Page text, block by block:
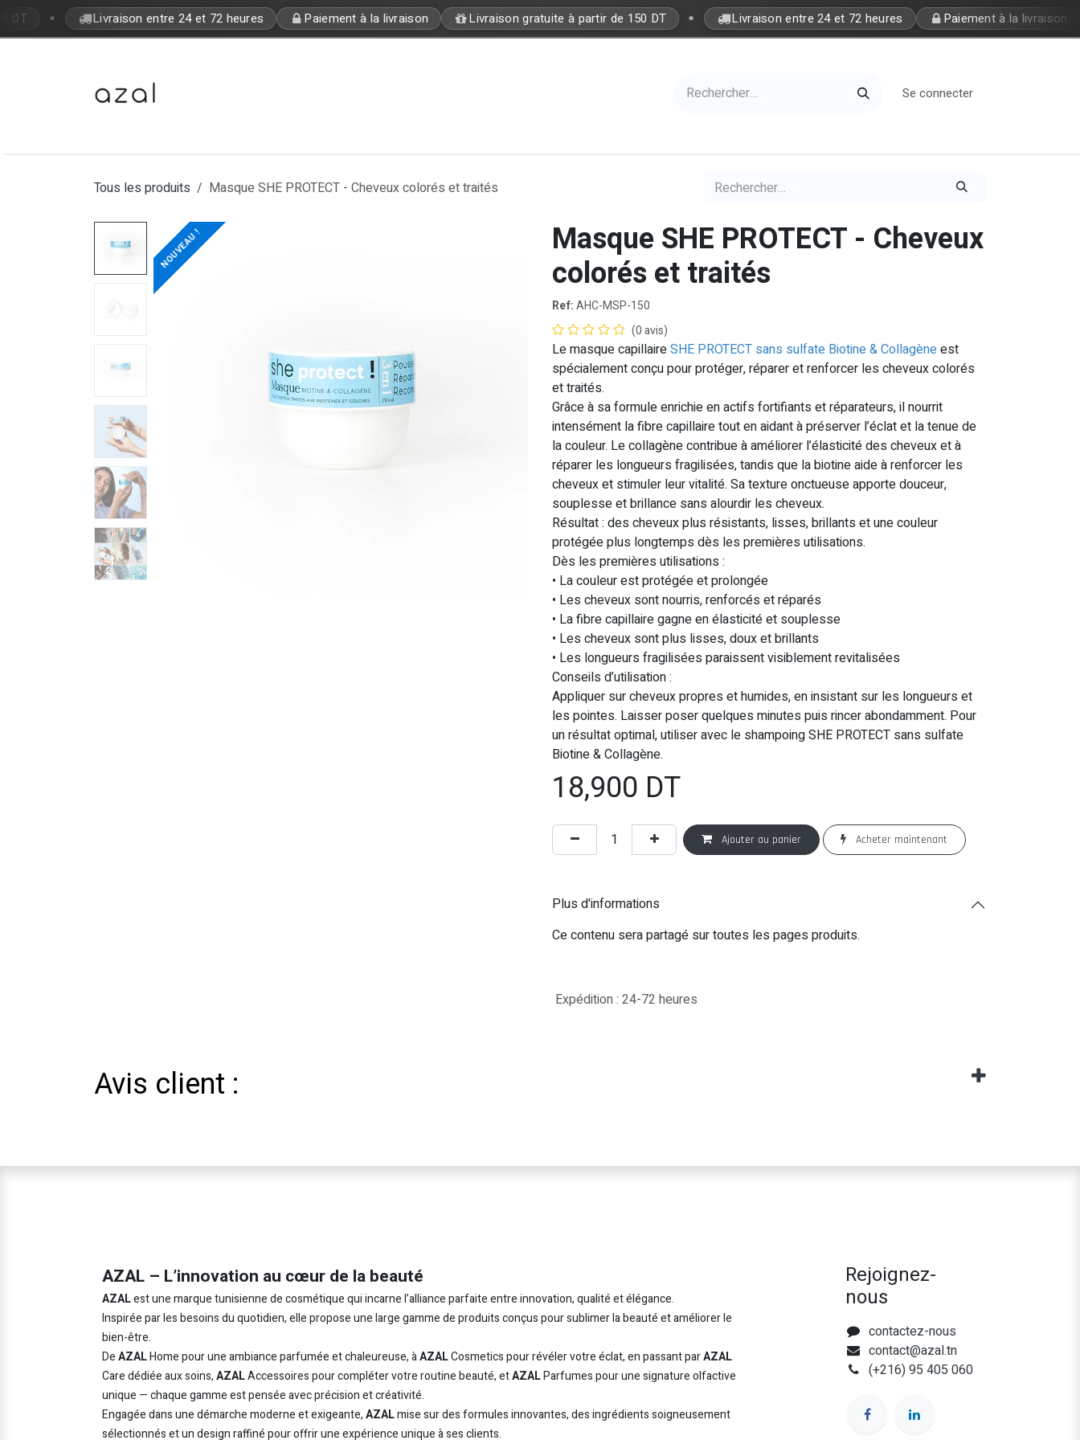
Se rendre au contenu
Livraison entre 24 et 72 heures Paiement à la livraison Livraison gratuite à partir de 150 DT Livraison entre 24 et 72 heures Paiement à la livraison
Se connecter
Tous les produits Masque SHE PROTECT - Cheveux colorés et traités
NOUVEAU !
Masque SHE PROTECT - Cheveux
colorés et traités
Ref:AHC-MSP-150
(0 avis)
Le masque capillaireSHE PROTECT sans sulfate Biotine & Collagèneest
spécialement conçu pour protéger, réparer et renforcer les cheveux colorés
et traités.
Grâce à sa formule enrichie en actifs fortifiants et réparateurs, il nourrit
intensément la fibre capillaire tout en aidant à préserver l’éclat et la tenue de
la couleur. Le collagène contribue à améliorer l’élasticité des cheveux et à
réparer les longueurs fragilisées, tandis que la biotine aide à renforcer les
cheveux et stimuler leur vitalité. Sa texture onctueuse apporte douceur,
souplesse et brillance sans alourdir les cheveux.
Résultat : des cheveux plus résistants, lisses, brillants et une couleur
protégée plus longtemps dès les premières utilisations.
Dès les premières utilisations :
• La couleur est protégée et prolongée
• Les cheveux sont nourris, renforcés et réparés
• La fibre capillaire gagne en élasticité et souplesse
• Les cheveux sont plus lisses, doux et brillants
• Les longueurs fragilisées paraissent visiblement revitalisées
Conseils d’utilisation :
Appliquer sur cheveux propres et humides, en insistant sur les longueurs et
les pointes. Laisser poser quelques minutes puis rincer abondamment. Pour
un résultat optimal, utiliser avec le shampoing SHE PROTECT sans sulfate
Biotine & Collagène.
18,900 DT
Ajouter au panier Acheter maintenant
Plus d'informations
Ce contenu sera partagé sur toutes les pages produits.
Expédition : 24-72 heures
Avis client :
Rejoignez-
nous
contactez-nous
contact@azal.tn
(+216) 95 405 060
AZAL – L’innovation au cœur de la beauté
AZALest une marque tunisienne de cosmétique qui incarne l’alliance parfaite entre innovation, qualité et élégance.
Inspirée par les besoins du quotidien, elle propose une large gamme de produits conçus pour sublimer la beauté et améliorer le
bien-être.
DeAZALHome pour une ambiance parfumée et chaleureuse, àAZALCosmetics pour révéler votre éclat, en passant parAZAL
Care dédiée aux soins,AZALAccessoires pour compléter votre routine beauté, etAZALParfumes pour une signature olfactive
unique — chaque gamme est pensée avec précision et créativité.
Engagée dans une démarche moderne et exigeante,AZALmise sur des formules innovantes, des ingrédients soigneusement
sélectionnés et un design raffiné pour offrir une expérience unique à ses clients.